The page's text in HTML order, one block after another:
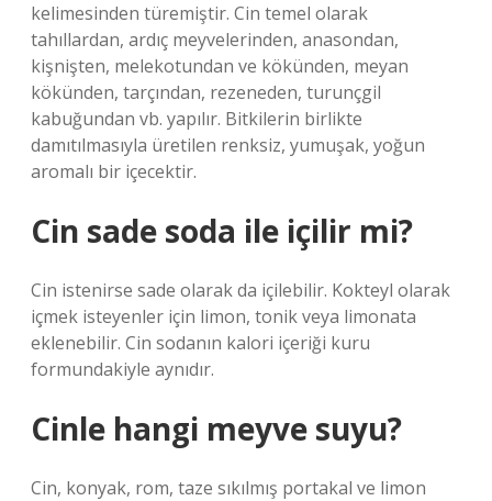
kelimesinden türemiştir. Cin temel olarak
tahıllardan, ardıç meyvelerinden, anasondan,
kişnişten, melekotundan ve kökünden, meyan
kökünden, tarçından, rezeneden, turunçgil
kabuğundan vb. yapılır. Bitkilerin birlikte
damıtılmasıyla üretilen renksiz, yumuşak, yoğun
aromalı bir içecektir.
Cin sade soda ile içilir mi?
Cin istenirse sade olarak da içilebilir. Kokteyl olarak
içmek isteyenler için limon, tonik veya limonata
eklenebilir. Cin sodanın kalori içeriği kuru
formundakiyle aynıdır.
Cinle hangi meyve suyu?
Cin, konyak, rom, taze sıkılmış portakal ve limon